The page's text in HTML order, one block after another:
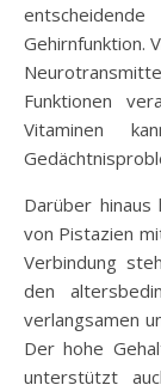
Gehirnfunktion.
Funktionen
Vitaminen
Darüber
von Pistazien
Verbindung
den
verlangsamen
Der hohe
unterstützt